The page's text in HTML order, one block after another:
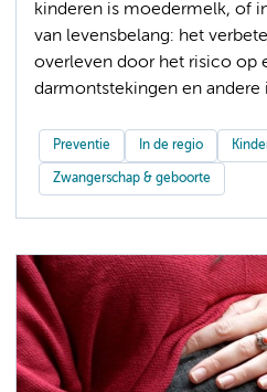
kinderen is moedermelk, of
van levensbelang: het
overleven door het risico op
darmontstekingen en andere
Preventie In de regio
Zwangerschap & geboorte